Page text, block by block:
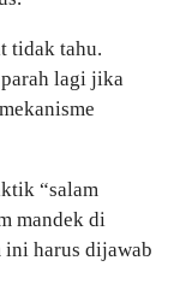
tidak tahu.
lagi jika
“salam
mandek di
ini harus dijawab